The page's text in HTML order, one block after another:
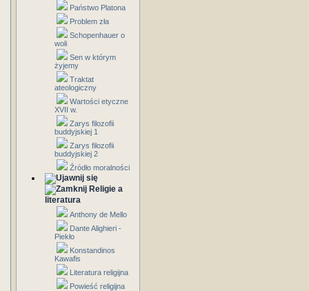
Państwo Platona
Problem zła
Schopenhauer o
woli
Sen w którym
żyjemy
Traktat
ateologiczny
Wartości etyczne
XVII w.
Zarys filozofii
buddyjskiej 1
Zarys filozofii
buddyjskiej 2
Źródło moralności
Religie a
literatura
Anthony de Mello
Dante Alighieri -
Piekło
Konstandinos
Kawafis
Literatura religijna
Powieść religijna